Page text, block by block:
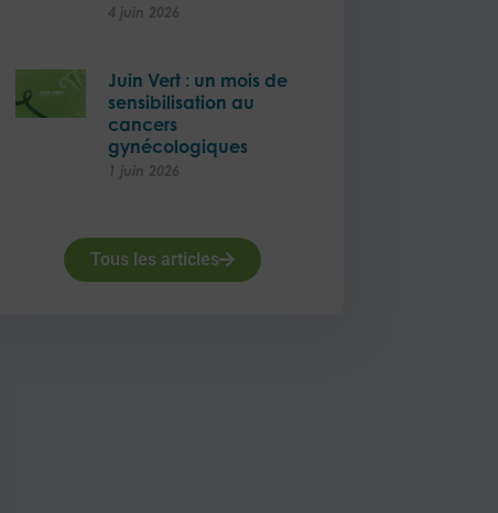
4 juin 2026
Juin Vert : un mois de
sensibilisation au
cancers
gynécologiques
1 juin 2026
Tous les articles